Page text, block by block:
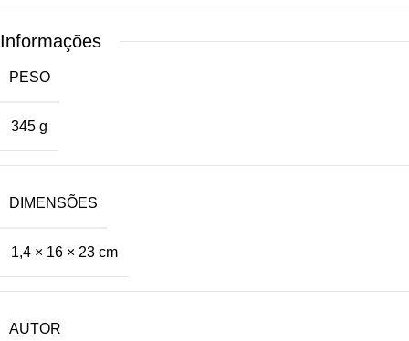
Informações
PESO
345 g
DIMENSÕES
1,4 × 16 × 23 cm
AUTOR